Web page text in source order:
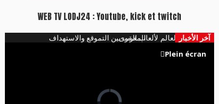
WEB TV LODJ24 : Youtube, kick et twitch
آخر الأخبار ​المغرب بين التموقع والاستهدافببطولة العالم لألعاب القوى.
Plein écran